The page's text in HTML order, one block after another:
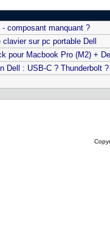
- composant manquant ?
sur pc portable Dell
pour Macbook Pro (M2) +
Dell : USB-C ? Thunderbolt